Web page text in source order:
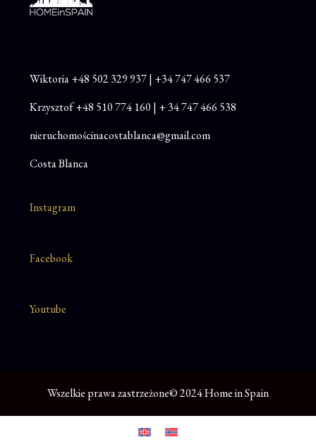
Wiktoria+48 502 329 937| +34 747 466 537
Krzysztof+48 510 774 160 | + 34 747 466 538
nieruchomościnacostablanca@gmail.com
Costa Blanca
Instagram
Facebook
Youtube
Wszelkie prawa zastrzeżone© 2024 Home in Spain